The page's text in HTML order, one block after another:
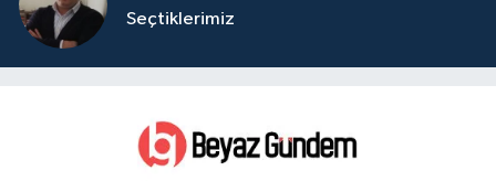
Seçtiklerimiz